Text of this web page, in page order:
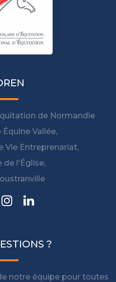
de Normandie
Vallée,
Vie Entreprenariat,
de l'Église,
?
notre équipe pour toutes